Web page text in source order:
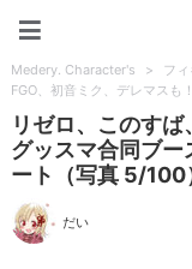
Medery. Character's > フ
FGO、初音ミク、デレマスも
リゼロ、このすば
グッスマ合同ブ
ート（写真 5/100
だい